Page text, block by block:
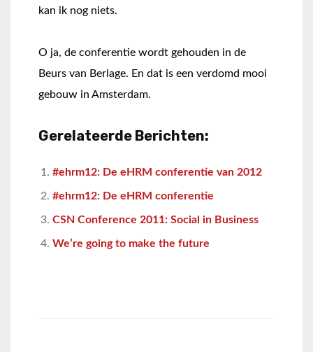
kan ik nog niets.
O ja, de conferentie wordt gehouden in de
Beurs van Berlage. En dat is een verdomd mooi
gebouw in Amsterdam.
Gerelateerde Berichten:
#ehrm12: De eHRM conferentie van 2012
#ehrm12: De eHRM conferentie
CSN Conference 2011: Social in Business
We’re going to make the future